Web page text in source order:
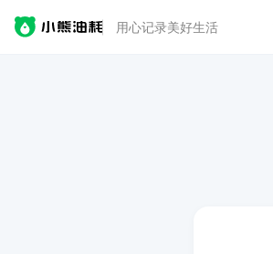
用心记录美好生活